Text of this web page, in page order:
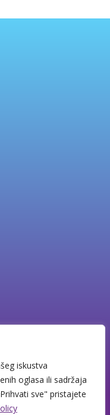
iskustva
oglasa ili sadržaja
sve" pristajete